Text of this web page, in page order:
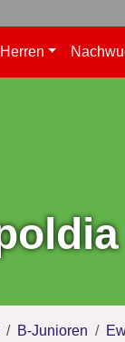
Herren
B-Junioren